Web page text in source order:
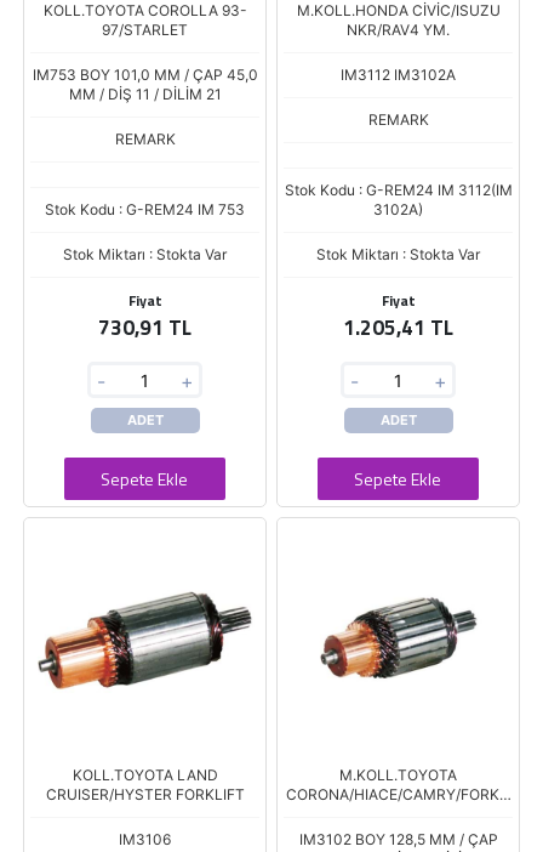
KOLL.TOYOTA COROLLA 93-
97/STARLET
IM753 BOY 101,0 MM / ÇAP 45,0
MM / DİŞ 11 / DİLİM 21
REMARK
Stok Kodu : G-REM24 IM 753
Stok Miktarı : Stokta Var
Fiyat
730,91 TL
- +
ADET
Sepete Ekle
M.KOLL.HONDA CİVİC/ISUZU
NKR/RAV4 YM.
IM3112 IM3102A
REMARK
Stok Kodu : G-REM24 IM 3112(IM
3102A)
Stok Miktarı : Stokta Var
Fiyat
1.205,41 TL
- +
ADET
Sepete Ekle
KOLL.TOYOTA LAND
CRUISER/HYSTER FORKLIFT
IM3106
M.KOLL.TOYOTA
CORONA/HIACE/CAMRY/FORKLI
IM3102 BOY 128,5 MM / ÇAP